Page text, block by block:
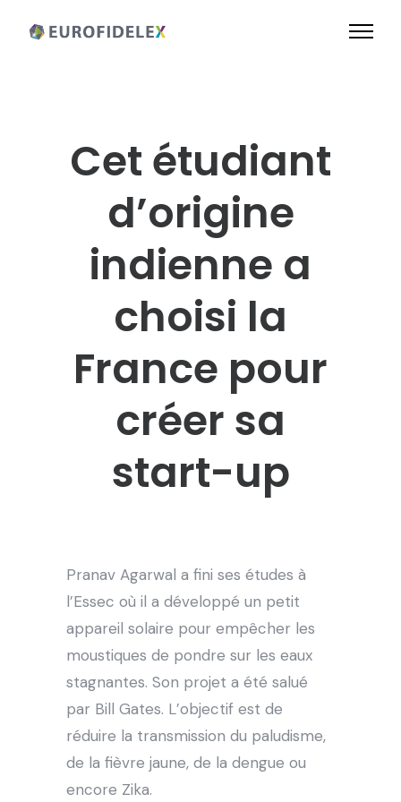
Cet étudiant
d’origine
indienne a
choisi la
France pour
créer sa
start-up
Pranav Agarwal a fini ses études à
l’Essec où il a développé un petit
appareil solaire pour empêcher les
moustiques de pondre sur les eaux
stagnantes. Son projet a été salué
par Bill Gates. L’objectif est de
réduire la transmission du paludisme,
de la fièvre jaune, de la dengue ou
encore Zika.